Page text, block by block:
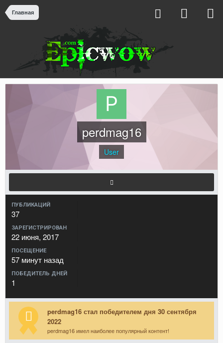
Главная
perdmag16
User
ПУБЛИКАЦИЙ
37
ЗАРЕГИСТРИРОВАН
22 июня, 2017
ПОСЕЩЕНИЕ
57 минут назад
ПОБЕДИТЕЛЬ ДНЕЙ
1
perdmag16 стал победителем дня 30 сентября
2022
perdmag16 имел наиболее популярный контент!